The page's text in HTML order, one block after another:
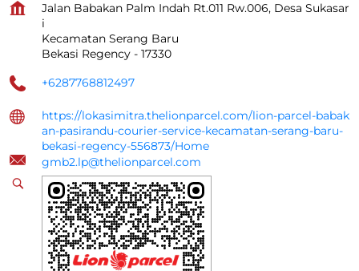
Jalan Babakan Palm Indah Rt.011 Rw.006, Desa Sukasar
i
Kecamatan Serang Baru
Bekasi Regency - 17330
+6287768812497
https://lokasimitra.thelionparcel.com/lion-parcel-babak
an-pasirandu-courier-service-kecamatan-serang-baru-
bekasi-regency-556873/Home
gmb2.lp@thelionparcel.com